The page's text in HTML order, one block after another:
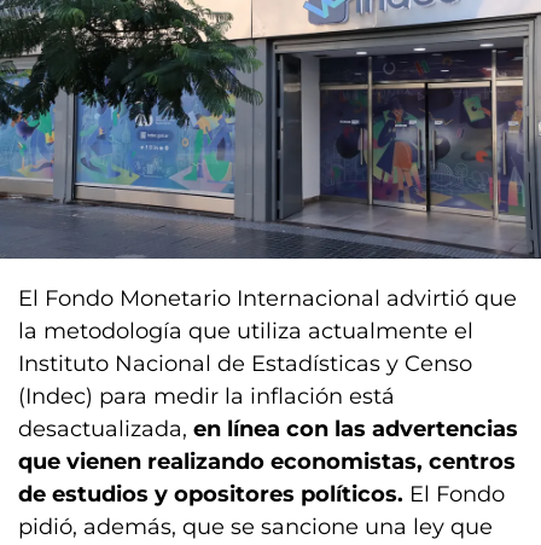
El Fondo Monetario Internacional advirtió que
la metodología que utiliza actualmente el
Instituto Nacional de Estadísticas y Censo
(Indec) para medir la inflación está
desactualizada, en línea con las advertencias
que vienen realizando economistas, centros
de estudios y opositores políticos. El Fondo
pidió, además, que se sancione una ley que